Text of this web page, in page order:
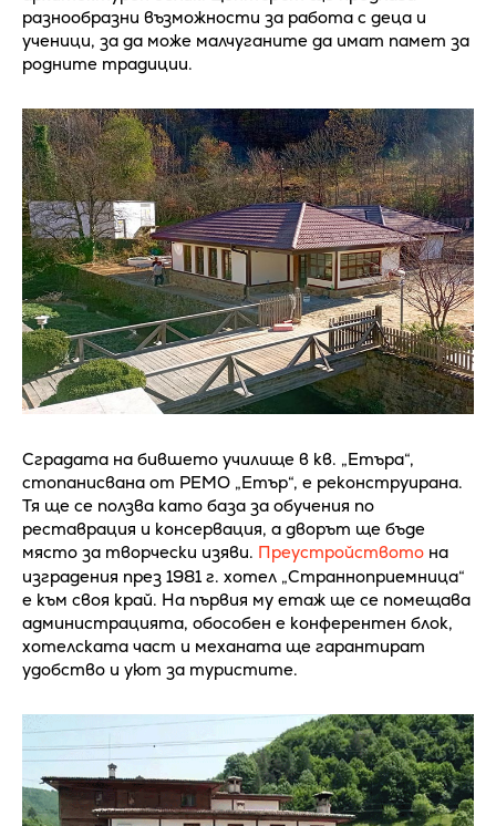
разнообразни възможности за работа с деца и
ученици, за да може малчуганите да имат памет за
родните традиции.
Сградата на бившето училище в кв. „Етъра“,
стопанисвана от РЕМО „Етър“, е реконструирана.
Тя ще се ползва като база за обучения по
реставрация и консервация, а дворът ще бъде
място за творчески изяви. Преустройството на
изградения през 1981 г. хотел „Странноприемница“
е към своя край. На първия му етаж ще се помещава
администрацията, обособен е конферентен блок,
хотелската част и механата ще гарантират
удобство и уют за туристите.